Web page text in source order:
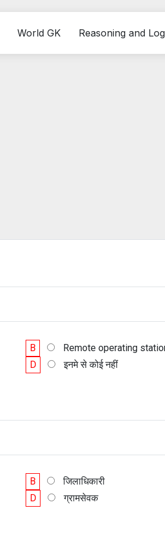
World GK Reasoning and
B
Remote operating
D इनमे से कोई नहीं
B
जिलाधिकारी
D ग्रामसेवक